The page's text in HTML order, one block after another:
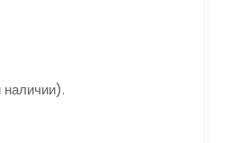
наличии).